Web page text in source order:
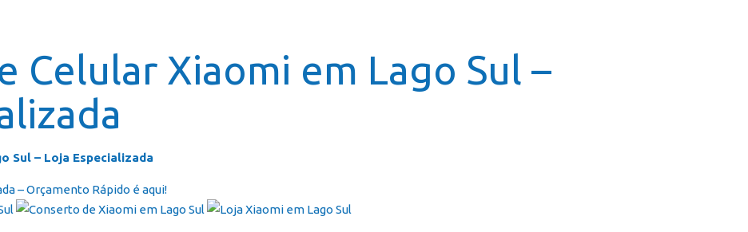
Celular Xiaomi em Lago Sul –
Sul – Loja Especializada
– Orçamento Rápido é aqui!